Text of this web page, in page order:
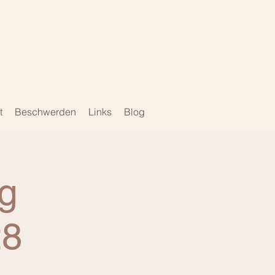
Beschwerden Links Blog